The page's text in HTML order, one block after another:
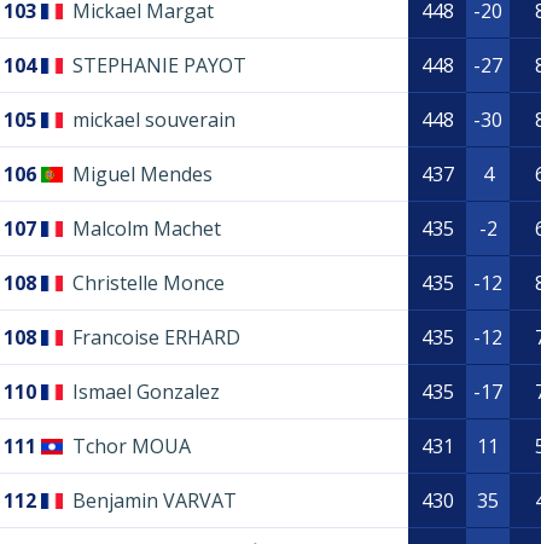
103 Mickael Margat 448 -20
104 STEPHANIE PAYOT 448 -27
105 mickael souverain 448 -30
106 Miguel Mendes 437 4
107 Malcolm Machet 435 -2
108 Christelle Monce 435 -12
108 Francoise ERHARD 435 -12
110 Ismael Gonzalez 435 -17
111 Tchor MOUA 431 11
112 Benjamin VARVAT 430 35